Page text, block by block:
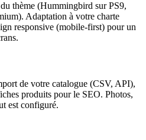
thème (Hummingbird sur PS9,
Adaptation à votre charte
responsive (mobile-first) pour un
de votre catalogue (CSV, API),
produits pour le SEO. Photos,
est configuré.